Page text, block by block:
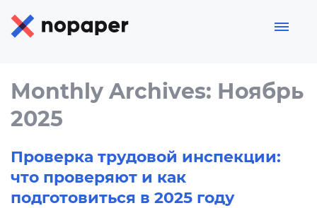
Monthly Archives: Ноябрь
2025
Проверка трудовой инспекции:
что проверяют и как
подготовиться в 2025 году